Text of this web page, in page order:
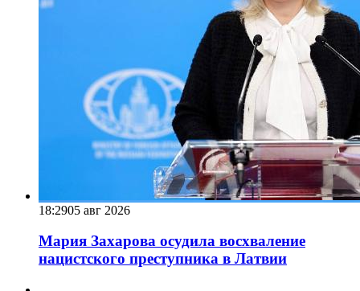
18:2905 авг 2026
Мария Захарова осудила восхваление
нацистского преступника в Латвии